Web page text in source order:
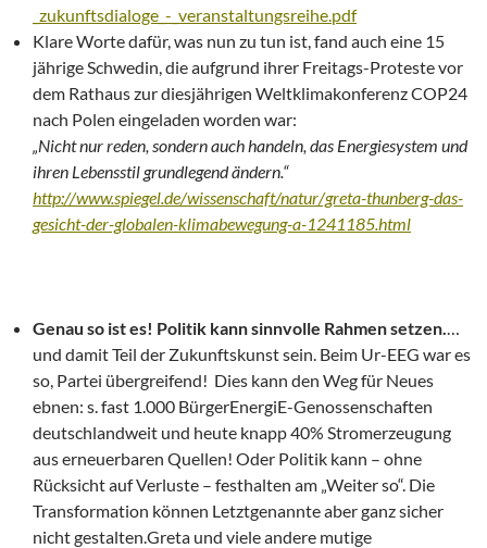
_zukunftsdialoge_-_veranstaltungsreihe.pdf
Klare Worte dafür, was nun zu tun ist, fand auch eine 15
jährige Schwedin, die aufgrund ihrer Freitags-Proteste vor
dem Rathaus zur diesjährigen Weltklimakonferenz COP24
nach Polen eingeladen worden war:
„Nicht nur reden, sondern auch handeln, das Energiesystem und
ihren Lebensstil grundlegend ändern.“
http://www.spiegel.de/wissenschaft/natur/greta-thunberg-das-
gesicht-der-globalen-klimabewegung-a-1241185.html
Genau so ist es! Politik kann sinnvolle Rahmen setzen.…
und damit Teil der Zukunftskunst sein. Beim Ur-EEG war es
so, Partei übergreifend! Dies kann den Weg für Neues
ebnen: s. fast 1.000 BürgerEnergiE-Genossenschaften
deutschlandweit und heute knapp 40% Stromerzeugung
aus erneuerbaren Quellen! Oder Politik kann – ohne
Rücksicht auf Verluste – festhalten am „Weiter so“. Die
Transformation können Letztgenannte aber ganz sicher
nicht gestalten.Greta und viele andere mutige